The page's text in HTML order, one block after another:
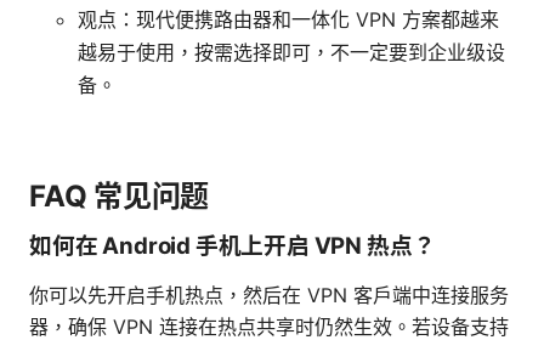
观点：现代便携路由器和一体化 VPN 方案都越来
越易于使用，按需选择即可，不一定要到企业级设
备。
FAQ 常见问题
如何在 Android 手机上开启 VPN 热点？
你可以先开启手机热点，然后在 VPN 客户端中连接服务
器，确保 VPN 连接在热点共享时仍然生效。若设备支持